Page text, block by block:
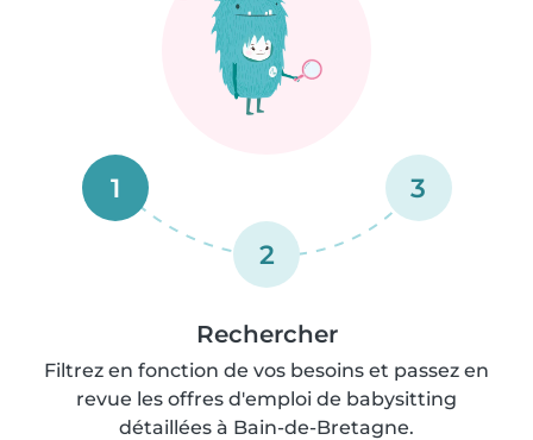
1
2
3
Rechercher
Filtrez en fonction de vos besoins et passez en
revue les offres d'emploi de babysitting
détaillées à Bain-de-Bretagne.